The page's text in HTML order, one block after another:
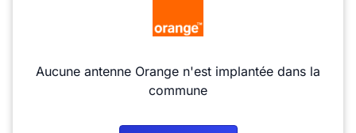
Aucune antenne Orange n'est implantée dans la
commune